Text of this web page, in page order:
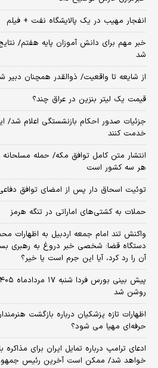
انفجار مهیب در یک پالایشگاه نفت + فیلم
خبر مهم برای دانش آموزان پایه هفتم/
شد
از شایعه تا واقعیت/ ذوالقدر همچنان
قیمت یک لیتر بنزین در عراق چند؟
خدمت کنند
انتشار متن کامل توافق مکه/ حمله مسلحانه
هر سه کشور است
توئیت اسحاق دار پس از امضای توافق
حملات به کشتی‌های اماراتی در تنگه هرمز
واکنش تند امام جمعه اردبیل به اظهارات
دستگاه قضا: شخصی خبر دروغ به رهبری
آن را رد کرد، آیا این جرم است یا خیر؟
روشن شد
اظهارات تازه پزشکیان درباره بازگشت
حرفه‌ای مهیا می شود؟
ادعای ترامپ درباره تمایل ایران برای
خواهد شد/ ممکن است آخرین رئیس‌